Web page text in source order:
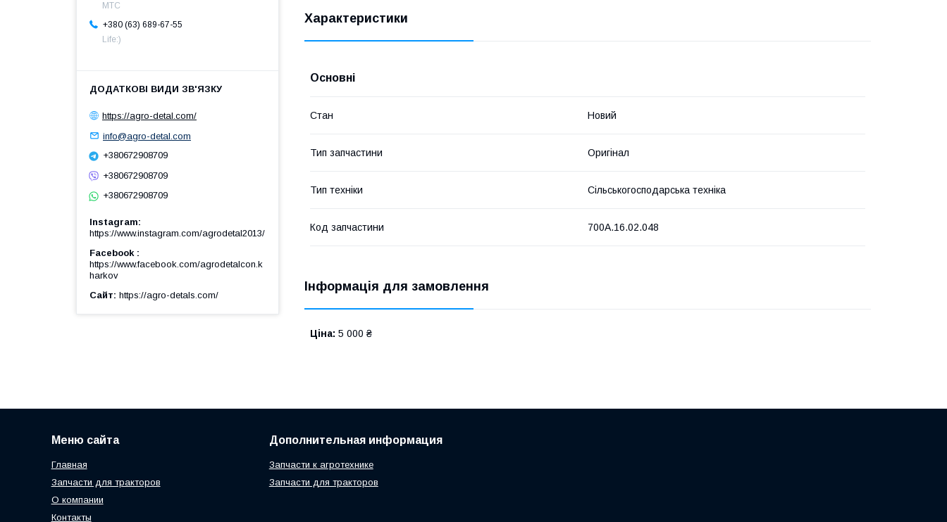
Характеристики
Основні
Стан Новий
Тип запчастини Оригінал
Тип техніки Сільськогосподарська техніка
Код запчастини 700А.16.02.048
Інформація для замовлення
Ціна: 5 000 ₴
МТС
+380 (63) 689-67-55
Life:)
https://agro-detal.com/
info@agro-detal.com
+380672908709
+380672908709
+380672908709
Instagram
https://www.instagram.com/agrodetal2013/
Facebook
https://www.facebook.com/agrodetalcon.k
harkov
Сайт https://agro-detals.com/
Меню сайта
Главная
Запчасти для тракторов
О компании
Контакты
Дополнительная информация
Запчасти к агротехнике
Запчасти для тракторов